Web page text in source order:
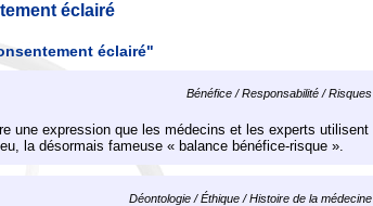
éclairé
éclairé"
Bénéfice / Responsabilité / Risques
une expression que les médecins et les experts utilisent
la désormais fameuse « balance bénéfice-risque ».
Déontologie / Éthique / Histoire de la médecine